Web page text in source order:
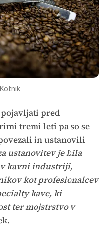
pojavljati pred
tremi leti pa so se
in ustanovili
ustanovitev je bila
kavni industriji,
kot profesionalcev
kave, ki
ter mojstrstvo v